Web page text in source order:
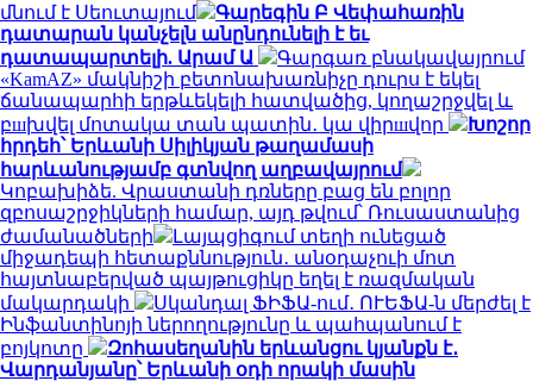
մնում է Սեուտայում
Գարեգին Բ Վեփահառին
դատարան կանչելն անընդունելի է եւ
դատապարտելի. Արամ Ա
Գարգառ բնակավայրում
«KamAZ» մակնիշի բետոնախառնիչը դուրս է եկել
ճանապարհի երթևեկելի հատվածից, կողաշրջվել և
բшխվել մոտակա տան պատին․ կա վիրшվոր
Խոշոր
հրդեհ՝ Երևանի Սիլիկյան թաղամասի
հարևանությամբ գտնվող աղբավայրում
Կոբախիձե. Վրաստանի դռները բաց են բոլոր
զբոսաշրջիկների համար, այդ թվում՝ Ռուսաստանից
ժամանածների
Լայպցիգում տեղի ունեցած
միջադեպի հետաքննություն․ անօդաչուի մոտ
հայտնաբերված պայթուցիկը եղել է ռազմական
մակարդակի
Սկանդալ ՖԻՖԱ-ում․ ՈՒԵՖԱ-ն մերժել է
Ինֆանտինոյի ներողությունը և պահպանում է
բոյկոտը
Զոհասեղանին երևանցու կյանքն է․
Վարդանյանը՝ Երևանի օդի որակի մասին